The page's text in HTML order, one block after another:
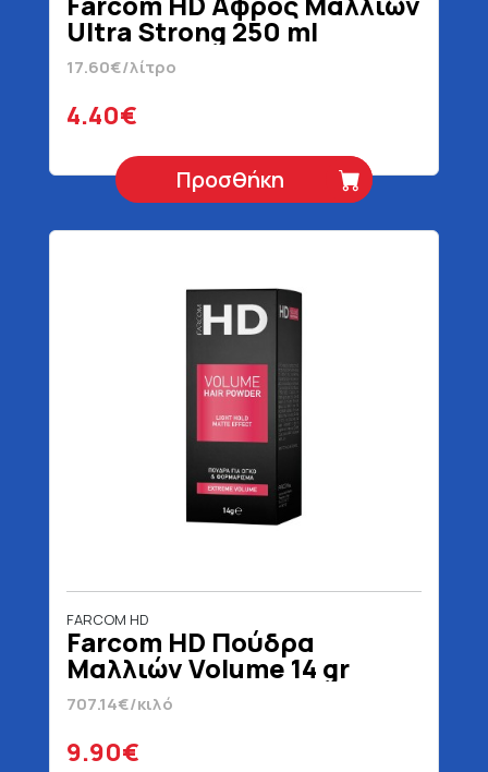
Ultra Strong 250 ml
17.60€/λίτρο
4.40€
Προσθήκη
FARCOM HD
Farcom HD Πούδρα
Μαλλιών Volume 14 gr
707.14€/κιλό
9.90€